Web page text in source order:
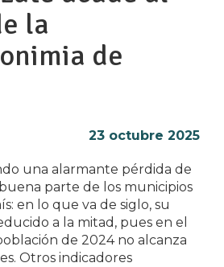
la
de
23 octubre 2025
una alarmante pérdida de
parte de los municipios
en lo que va de siglo, su
a la mitad, pues en el
de 2024 no alcanza
Otros indicadores